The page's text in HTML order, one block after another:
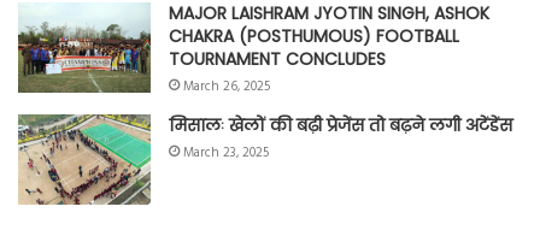
MAJOR LAISHRAM JYOTIN SINGH, ASHOK
CHAKRA (POSTHUMOUS) FOOTBALL
TOURNAMENT CONCLUDES
March 26, 2025
मिसालः खेलों की बढ़ी प्रेजेंस तो बढ़ने लगी अटेंडेंस
March 23, 2025